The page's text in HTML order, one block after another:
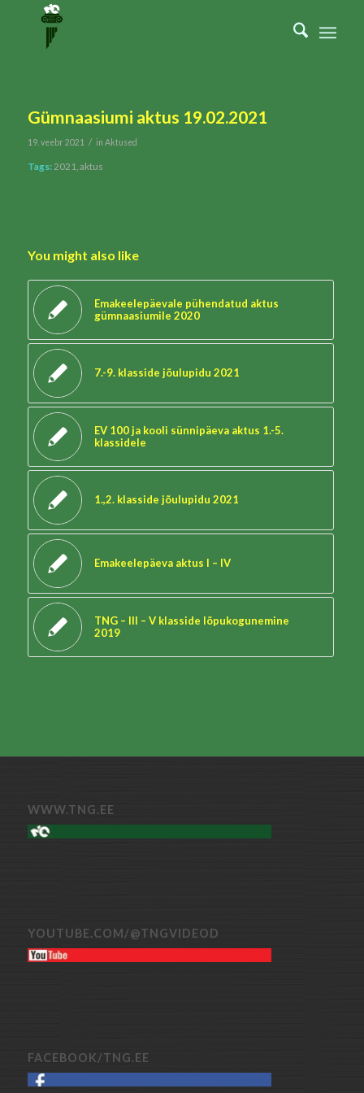
Gümnaasiumi aktus 19.02.2021
19. veebr 2021 / in Aktused
Tags: 2021 aktus
You might also like
Emakeelepäevale pühendatud aktus
gümnaasiumile 2020
7.-9. klasside jõulupidu 2021
EV 100 ja kooli sünnipäeva aktus 1.-5.
klassidele
1.,2. klasside jõulupidu 2021
Emakeelepäeva aktus I – IV
TNG – III – V klasside lõpukogunemine
2019
WWW.TNG.EE
YOUTUBE.COM/@TNGVIDEOD
FACEBOOK/TNG.EE